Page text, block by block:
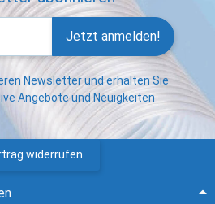
Jetzt anmelden!
Newsletter und erhalten Sie
Angebote und Neuigkeiten
widerrufen